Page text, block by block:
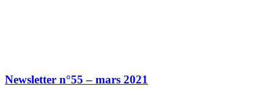
Newsletter n°55 – mars 2021